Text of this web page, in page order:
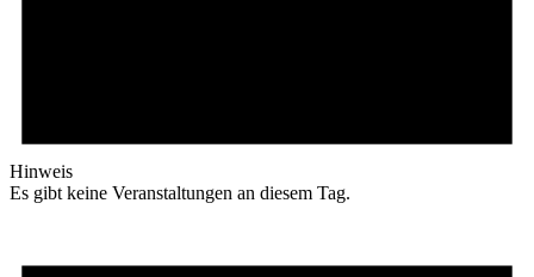
Hinweis
Es gibt keine Veranstaltungen an diesem Tag.